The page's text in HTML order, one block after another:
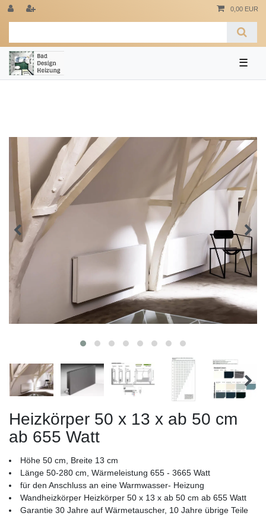
0,00 EUR
☰
Heizkörper 50 x 13 x ab 50 cm
ab 655 Watt
Höhe 50 cm, Breite 13 cm
Länge 50-280 cm, Wärmeleistung 655 - 3665 Watt
für den Anschluss an eine Warmwasser- Heizung
Wandheizkörper Heizkörper 50 x 13 x ab 50 cm ab 655 Watt
Garantie 30 Jahre auf Wärmetauscher, 10 Jahre übrige Teile